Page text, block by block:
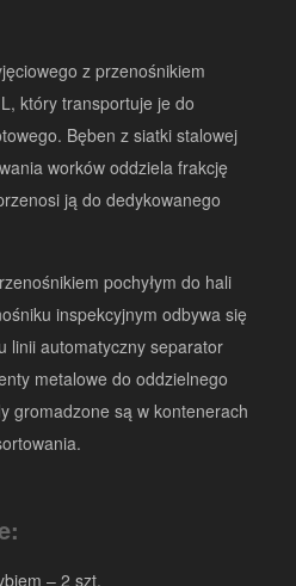
z przenośnikiem
który transportuje je do
Bęben z siatki stalowej
worków oddziela frakcję
ją do dedykowanego
pochyłym do hali
inspekcyjnym odbywa się
linii automatyczny separator
metalowe do oddzielnego
gromadzone są w kontenerach
– 2 szt.